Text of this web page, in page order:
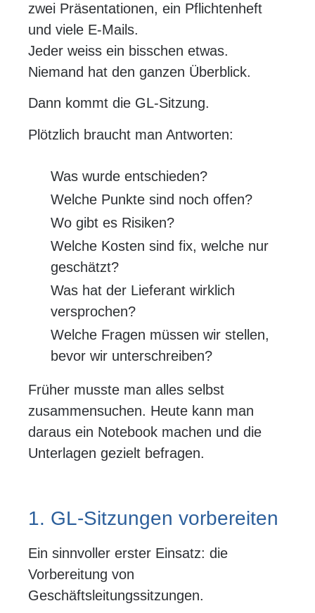
zwei Präsentationen, ein Pflichtenheft
und viele E-Mails.
Jeder weiss ein bisschen etwas.
Niemand hat den ganzen Überblick.
Dann kommt die GL-Sitzung.
Plötzlich braucht man Antworten:
Was wurde entschieden?
Welche Punkte sind noch offen?
Wo gibt es Risiken?
Welche Kosten sind fix, welche nur
geschätzt?
Was hat der Lieferant wirklich
versprochen?
Welche Fragen müssen wir stellen,
bevor wir unterschreiben?
Früher musste man alles selbst
zusammensuchen. Heute kann man
daraus ein Notebook machen und die
Unterlagen gezielt befragen.
1. GL-Sitzungen vorbereiten
Ein sinnvoller erster Einsatz: die
Vorbereitung von
Geschäftsleitungssitzungen.